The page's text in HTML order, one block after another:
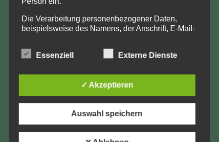
Kinderverschickung e.V.
Anja Röhl
Kiehlufer 43
12059 Berlin
info@Verschickungsheime.de
Datenschutz
Die Verarbeitung personenbezogener Daten,
beispielsweise des Namens, der Anschrift, E-Mail-
Person, erfolgt stets im Einklang mit der
Datenschutz-Grundverordnung und in
landesspezifischen Datenschutzbestimmungen.
Mittels dieser Datenschutzerklärung möchte unser
Unternehmen die Öffentlichkeit über Art, Umfang
und Zweck der von uns erhobenen, genutzten und
verarbeiteten personenbezogenen Daten
informieren. Ferner werden betroffene Personen
Essenziell Externe Dienste
✓ Akzeptieren
Auswahl speichern